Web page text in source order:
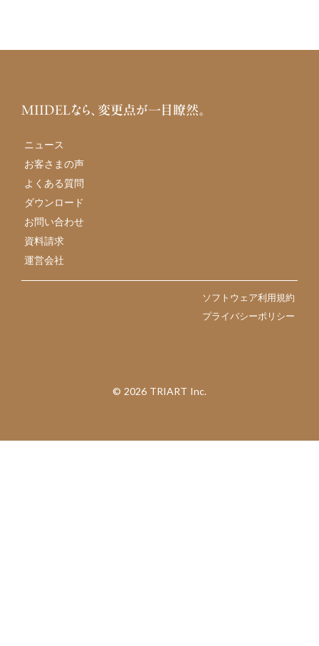
MIIDELなら、変更点が一目瞭然。
ニュース
お客さまの声
よくある質問
ダウンロード
お問い合わせ
資料請求
運営会社
ソフトウェア利用規約
プライバシーポリシー
©︎ 2026 TRIART Inc.